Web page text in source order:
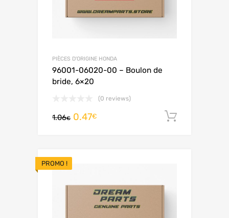
PIÈCES D'ORIGINE HONDA
96001-06020-00 – Boulon de
bride, 6×20
(0 reviews)
1.06€ 0.47€
PROMO !